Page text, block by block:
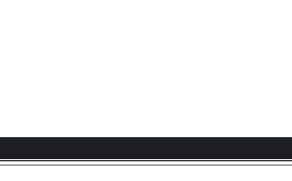
2026 Sony Corporation